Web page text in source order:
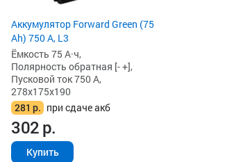
Аккумулятор Forward Green (75
Ah) 750 А, L3
Ёмкость 75 А·ч,
Полярность обратная [- +],
Пусковой ток 750 А,
278x175x190
281 р. при сдаче акб
302р.
Купить